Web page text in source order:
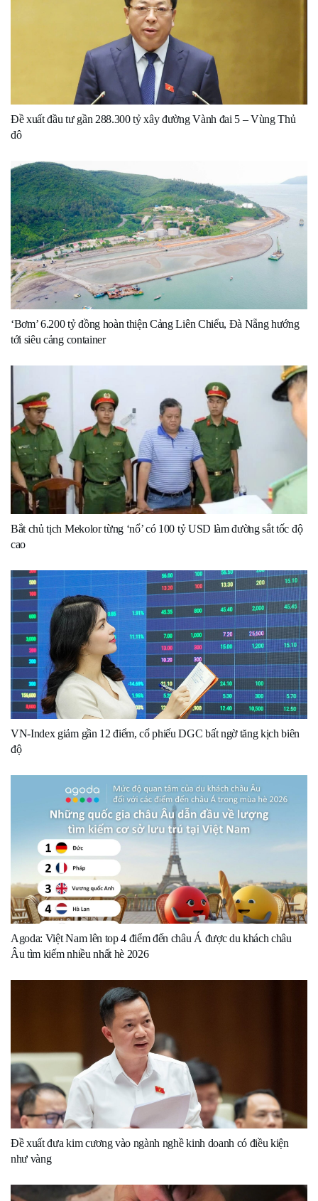
Đề xuất đầu tư gần 288.300 tỷ xây đường Vành đai 5 – Vùng Thủ
đô
‘Bơm’ 6.200 tỷ đồng hoàn thiện Cảng Liên Chiểu, Đà Nẵng hướng
tới siêu cảng container
Bắt chủ tịch Mekolor từng ‘nổ’ có 100 tỷ USD làm đường sắt tốc độ
cao
VN-Index giảm gần 12 điểm, cổ phiếu DGC bất ngờ tăng kịch biên
độ
Agoda: Việt Nam lên top 4 điểm đến châu Á được du khách châu
Âu tìm kiếm nhiều nhất hè 2026
Đề xuất đưa kim cương vào ngành nghề kinh doanh có điều kiện
như vàng